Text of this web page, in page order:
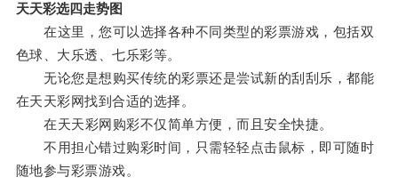
天天彩选四走势图
在这里，您可以选择各种不同类型的彩票游戏，包括双
色球、大乐透、七乐彩等。
无论您是想购买传统的彩票还是尝试新的刮刮乐，都能
在天天彩网找到合适的选择。
在天天彩网购彩不仅简单方便，而且安全快捷。
不用担心错过购彩时间，只需轻轻点击鼠标，即可随时
随地参与彩票游戏。